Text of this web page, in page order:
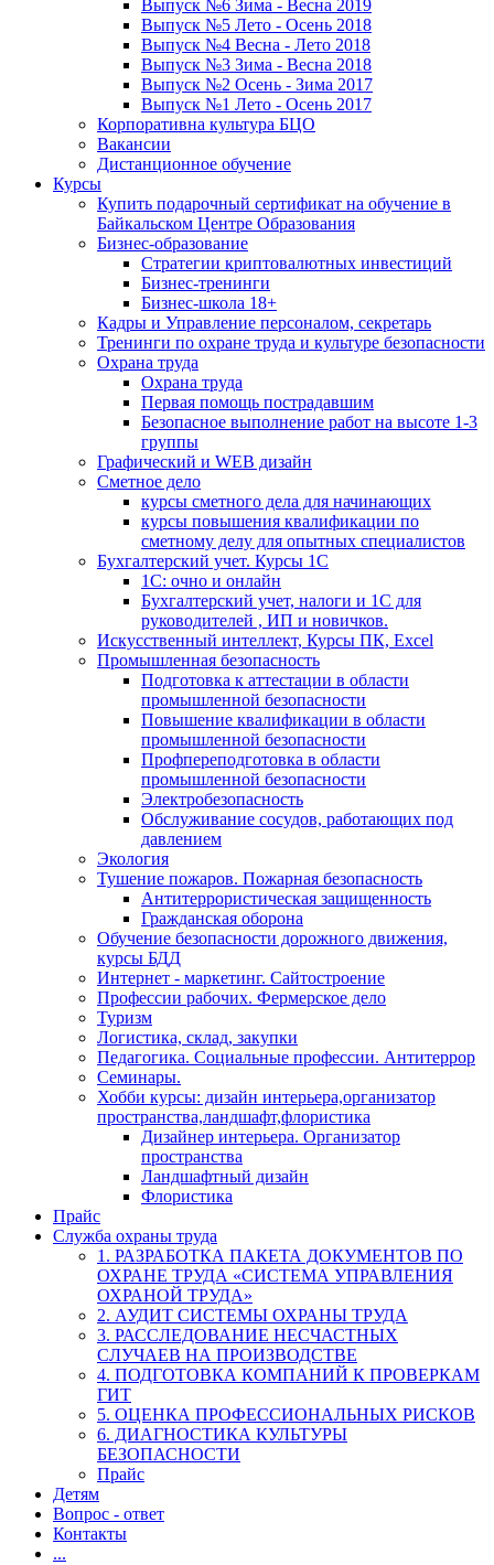
Выпуск №6 Зима - Весна 2019
Выпуск №5 Лето - Осень 2018
Выпуск №4 Весна - Лето 2018
Выпуск №3 Зима - Весна 2018
Выпуск №2 Осень - Зима 2017
Выпуск №1 Лето - Осень 2017
Корпоративна культура БЦО
Вакансии
Дистанционное обучение
Курсы
Купить подарочный сертификат на обучение в
Байкальском Центре Образования
Бизнес-образование
Стратегии криптовалютных инвестиций
Бизнес-тренинги
Бизнес-школа 18+
Кадры и Управление персоналом, секретарь
Тренинги по охране труда и культуре безопасности
Охрана труда
Охрана труда
Первая помощь пострадавшим
Безопасное выполнение работ на высоте 1-3
группы
Графический и WEB дизайн
Сметное дело
курсы сметного дела для начинающих
курсы повышения квалификации по
сметному делу для опытных специалистов
Бухгалтерский учет. Курсы 1С
1С: очно и онлайн
Бухгалтерский учет, налоги и 1С для
руководителей , ИП и новичков.
Искусственный интеллект, Курсы ПК, Excel
Промышленная безопасность
Подготовка к аттестации в области
промышленной безопасности
Повышение квалификации в области
промышленной безопасности
Профпереподготовка в области
промышленной безопасности
Электробезопасность
Обслуживание сосудов, работающих под
давлением
Экология
Тушение пожаров. Пожарная безопасность
Антитеррористическая защищенность
Гражданская оборона
Обучение безопасности дорожного движения,
курсы БДД
Интернет - маркетинг. Сайтостроение
Профессии рабочих. Фермерское дело
Туризм
Логистика, склад, закупки
Педагогика. Социальные профессии. Антитеррор
Семинары.
Хобби курсы: дизайн интерьера,организатор
пространства,ландшафт,флористика
Дизайнер интерьера. Организатор
пространства
Ландшафтный дизайн
Флористика
Прайс
Служба охраны труда
1. РАЗРАБОТКА ПАКЕТА ДОКУМЕНТОВ ПО
ОХРАНЕ ТРУДА «СИСТЕМА УПРАВЛЕНИЯ
ОХРАНОЙ ТРУДА»
2. АУДИТ СИСТЕМЫ ОХРАНЫ ТРУДА
3. РАССЛЕДОВАНИЕ НЕСЧАСТНЫХ
СЛУЧАЕВ НА ПРОИЗВОДСТВЕ
4. ПОДГОТОВКА КОМПАНИЙ К ПРОВЕРКАМ
ГИТ
5. ОЦЕНКА ПРОФЕССИОНАЛЬНЫХ РИСКОВ
6. ДИАГНОСТИКА КУЛЬТУРЫ
БЕЗОПАСНОСТИ
Прайс
Детям
Вопрос - ответ
Контакты
...